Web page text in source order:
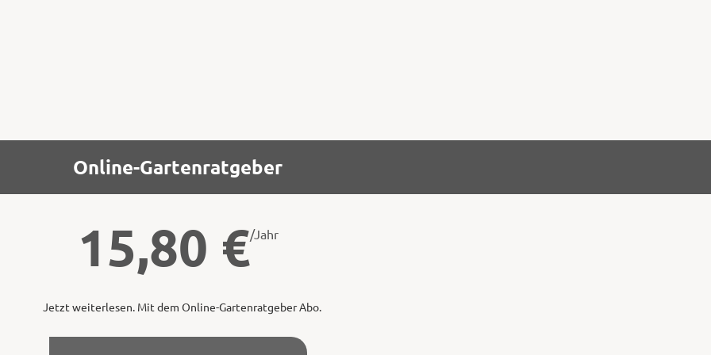
Online-Gartenratgeber
15,80 €/Jahr
Jetzt weiterlesen. Mit dem Online-Gartenratgeber Abo.